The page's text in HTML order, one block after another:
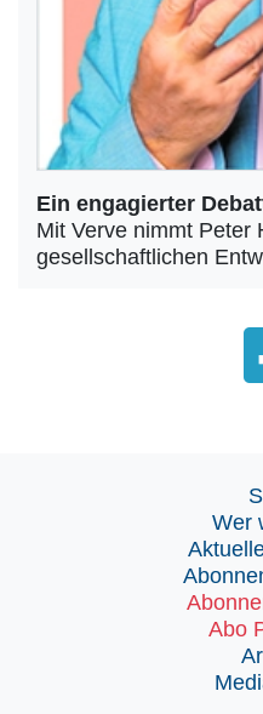
Ein engagierter
Mit Verve nimmt Peter
gesellschaftlichen
Wer
Abo